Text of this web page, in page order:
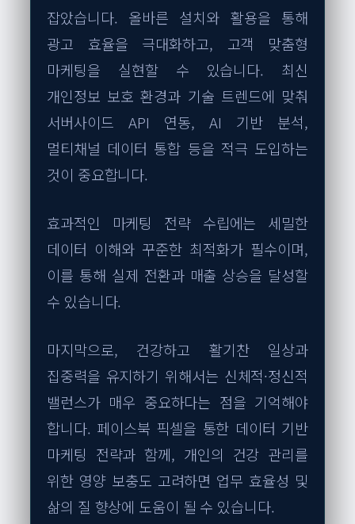
잡았습니다. 올바른 설치와 활용을 통해
광고 효율을 극대화하고, 고객 맞춤형
마케팅을 실현할 수 있습니다. 최신
개인정보 보호 환경과 기술 트렌드에 맞춰
서버사이드 API 연동, AI 기반 분석,
멀티채널 데이터 통합 등을 적극 도입하는
것이 중요합니다.
효과적인 마케팅 전략 수립에는 세밀한
데이터 이해와 꾸준한 최적화가 필수이며,
이를 통해 실제 전환과 매출 상승을 달성할
수 있습니다.
마지막으로, 건강하고 활기찬 일상과
집중력을 유지하기 위해서는 신체적·정신적
밸런스가 매우 중요하다는 점을 기억해야
합니다. 페이스북 픽셀을 통한 데이터 기반
마케팅 전략과 함께, 개인의 건강 관리를
위한 영양 보충도 고려하면 업무 효율성 및
삶의 질 향상에 도움이 될 수 있습니다.